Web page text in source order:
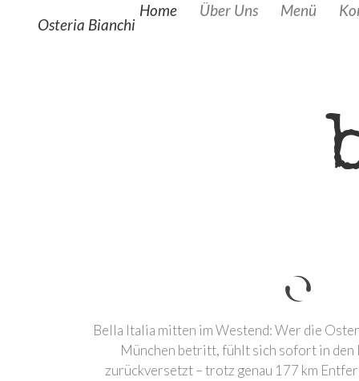
Osteria Bianchi
Home Über Uns Menü
Bella Italia mitten im Westend: Wer die
München betritt, fühlt sich sofort in
zurückversetzt – trotz genau 177 km